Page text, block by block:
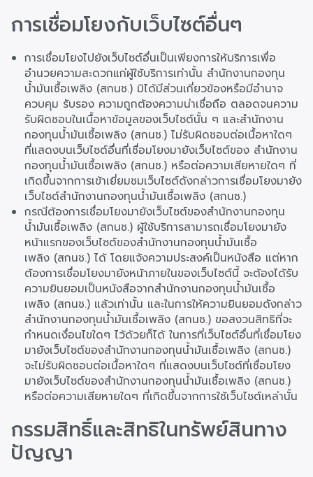
การเชื่อมโยงกับเว็บไซต์อื่นๆ
การเชื่อมโยงไปยังเว็บไซต์อื่นเป็นเพียงการให้บริการเพื่อ
อำนวยความสะดวกแก่ผู้ใช้บริการเท่านั้น สำนักงานกองทุน
น้ำมันเชื้อเพลิง (สกนช.) มิได้มีส่วนเกี่ยวข้องหรือมีอำนาจ
ควบคุม รับรอง ความถูกต้องความน่าเชื่อถือ ตลอดจนความ
รับผิดชอบในเนื้อหาข้อมูลของเว็บไซต์นั้น ๆ และสำนักงาน
กองทุนน้ำมันเชื้อเพลิง (สกนช.) ไม่รับผิดชอบต่อเนื้อหาใดๆ
ที่แสดงบนเว็บไซต์อื่นที่เชื่อมโยงมายังเว็บไซต์ของ สำนักงาน
กองทุนน้ำมันเชื้อเพลิง (สกนช.) หรือต่อความเสียหายใดๆ ที่
เกิดขึ้นจากการเข้าเยี่ยมชมเว็บไซต์ดังกล่าวการเชื่อมโยงมายัง
เว็บไซต์สำนักงานกองทุนน้ำมันเชื้อเพลิง (สกนช.)
กรณีต้องการเชื่อมโยงมายังเว็บไซต์ของสำนักงานกองทุน
น้ำมันเชื้อเพลิง (สกนช.) ผู้ใช้บริการสามารถเชื่อมโยงมายัง
หน้าแรกของเว็บไซต์ของสำนักงานกองทุนน้ำมันเชื้อ
เพลิง (สกนช.) ได้ โดยแจ้งความประสงค์เป็นหนังสือ แต่หาก
ต้องการเชื่อมโยงมายังหน้าภายในของเว็บไซต์นี้ จะต้องได้รับ
ความยินยอมเป็นหนังสือจากสำนักงานกองทุนน้ำมันเชื้อ
เพลิง (สกนช.) แล้วเท่านั้น และในการให้ความยินยอมดังกล่าว
สำนักงานกองทุนน้ำมันเชื้อเพลิง (สกนช.) ขอสงวนสิทธิที่จะ
กำหนดเงื่อนไขใดๆ ไว้ด้วยก็ได้ ในการที่เว็บไซต์อื่นที่เชื่อมโยง
มายังเว็บไซต์ของสำนักงานกองทุนน้ำมันเชื้อเพลิง (สกนช.)
จะไม่รับผิดชอบต่อเนื้อหาใดๆ ที่แสดงบนเว็บไซต์ที่เชื่อมโยง
มายังเว็บไซต์ของสำนักงานกองทุนน้ำมันเชื้อเพลิง (สกนช.)
หรือต่อความเสียหายใดๆ ที่เกิดขึ้นจากการใช้เว็บไซต์เหล่านั้น
กรรมสิทธิ์และสิทธิในทรัพย์สินทาง
ปัญญา